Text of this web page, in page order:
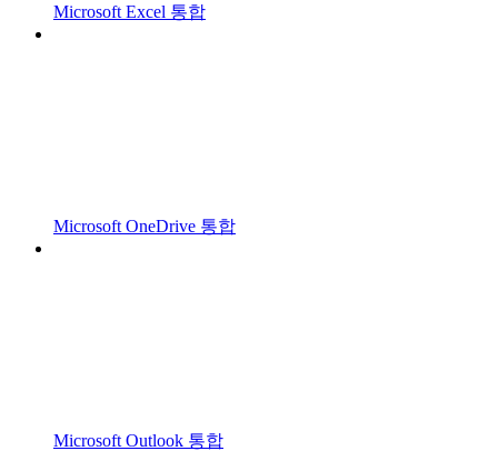
Microsoft Excel 통합
Microsoft OneDrive 통합
Microsoft Outlook 통합